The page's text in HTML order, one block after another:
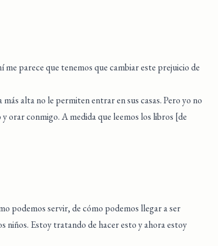
me parece que tenemos que cambiar este prejuicio de
alta no le permiten entrar en sus casas. Pero yo no
orar conmigo. A medida que leemos los libros [de
podemos servir, de cómo podemos llegar a ser
niños. Estoy tratando de hacer esto y ahora estoy